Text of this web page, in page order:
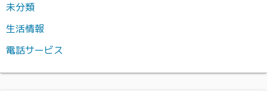
未分類
生活情報
電話サービス